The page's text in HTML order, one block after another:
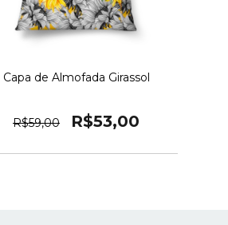
Capa de Almofada Girassol
R$59,00 R$53,00